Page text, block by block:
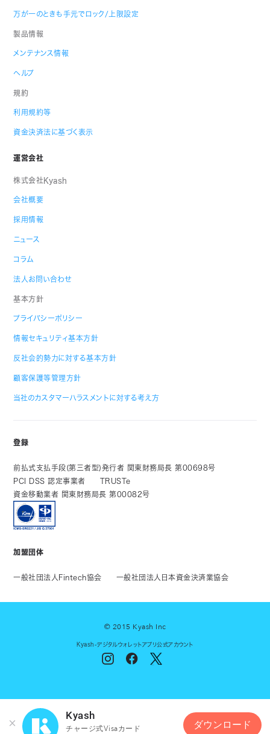
万が一のときも手元でロック/上限設定
製品情報
メンテナンス情報
ヘルプ
規約
利用規約等
資金決済法に基づく表示
運営会社
株式会社Kyash
会社概要
採用情報
ニュース
コラム
法人お問い合わせ
基本方針
プライバシーポリシー
情報セキュリティ基本方針
反社会的勢力に対する基本方針
顧客保護等管理方針
当社のカスタマーハラスメントに対する考え方
登録
前払式支払手段(第三者型)発行者 関東財務局長 第00698号
PCI DSS 認定事業者
TRUSTe
資金移動業者 関東財務局長 第00082号
加盟団体
一般社団法人Fintech協会 一般社団法人日本資金決済業協会
© 2015 Kyash Inc
Kyash-デジタルウォレットアプリ公式アカウント
Kyash
チャージ式Visaカード ダウンロード